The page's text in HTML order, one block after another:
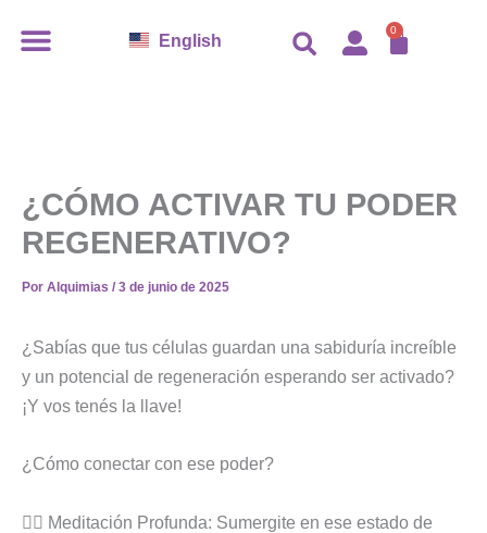
English 0
¿CÓMO ACTIVAR TU PODER
REGENERATIVO?
Por Alquimias / 3 de junio de 2025
¿Sabías que tus células guardan una sabiduría increíble
y un potencial de regeneración esperando ser activado?
¡Y vos tenés la llave!
¿Cómo conectar con ese poder?
🧘‍♀️ Meditación Profunda: Sumergite en ese estado de